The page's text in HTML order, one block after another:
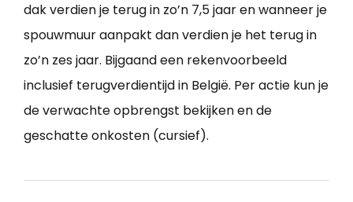
dak verdien je terug in zo’n 7,5 jaar en wanneer je
spouwmuur aanpakt dan verdien je het terug in
zo’n zes jaar. Bijgaand een rekenvoorbeeld
inclusief terugverdientijd in België. Per actie kun je
de verwachte opbrengst bekijken en de
geschatte onkosten (cursief).